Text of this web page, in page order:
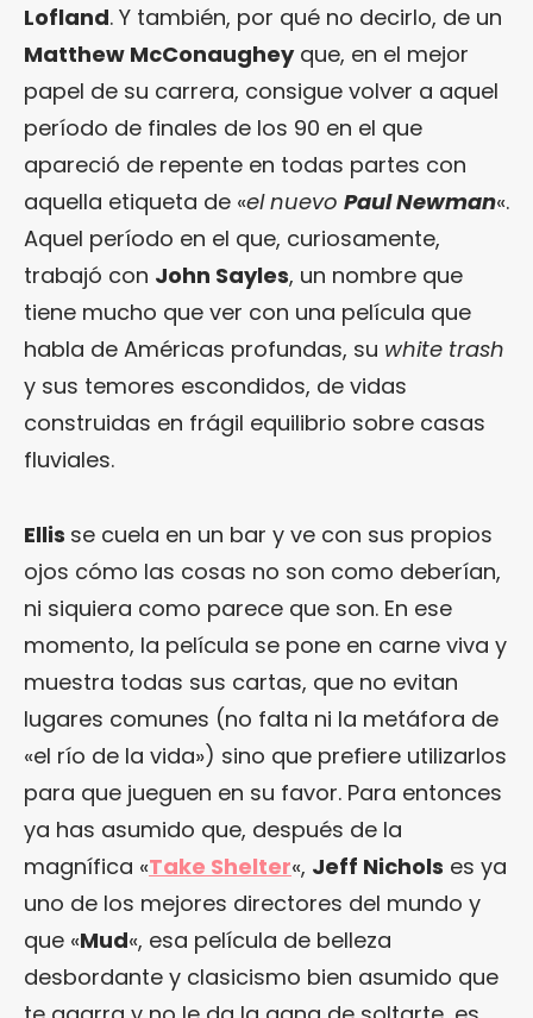
Lofland. Y también, por qué no decirlo, de un
Matthew McConaugheyque, en el mejor
papel de su carrera, consigue volver a aquel
período de finales de los 90 en el que
apareció de repente en todas partes con
aquella etiqueta de «el nuevo Paul Newman«.
Aquel período en el que, curiosamente,
trabajó con John Sayles, un nombre que
tiene mucho que ver con una película que
habla de Américas profundas, su white trash
y sus temores escondidos, de vidas
construidas en frágil equilibrio sobre casas
fluviales.
Ellis se cuela en un bar y ve con sus propios
ojos cómo las cosas no son como deberían,
ni siquiera como parece que son. En ese
momento, la película se pone en carne viva y
muestra todas sus cartas, que no evitan
lugares comunes (no falta ni la metáfora de
«el río de la vida») sino que prefiere utilizarlos
para que jueguen en su favor. Para entonces
ya has asumido que, después de la
magnífica «Take Shelter«, Jeff Nichols es ya
uno de los mejores directores del mundo y
que «Mud«, esa película de belleza
desbordante y clasicismo bien asumido que